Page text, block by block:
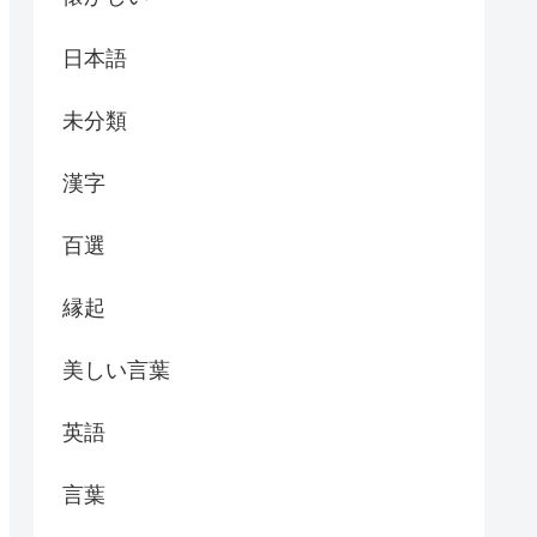
日本語
未分類
漢字
百選
縁起
美しい言葉
英語
言葉